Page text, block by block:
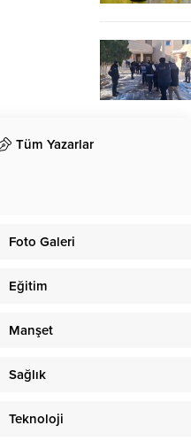
Tüm Yazarlar
Foto Galeri
Eğitim
Manşet
Sağlık
Teknoloji